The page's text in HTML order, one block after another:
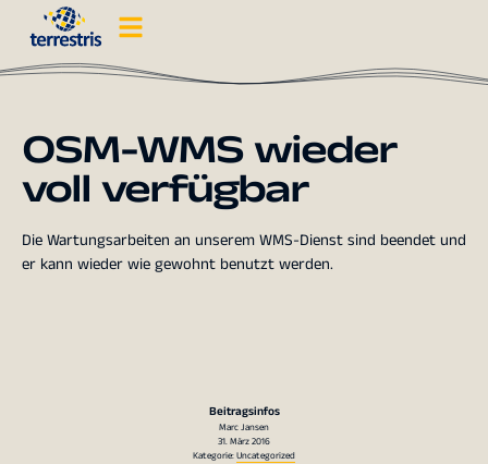
OSM-WMS wieder
voll verfügbar
Die Wartungsarbeiten an unserem WMS-Dienst sind beendet und
er kann wieder wie gewohnt benutzt werden.
Beitragsinfos
Marc Jansen
31. März 2016
Kategorie:Uncategorized